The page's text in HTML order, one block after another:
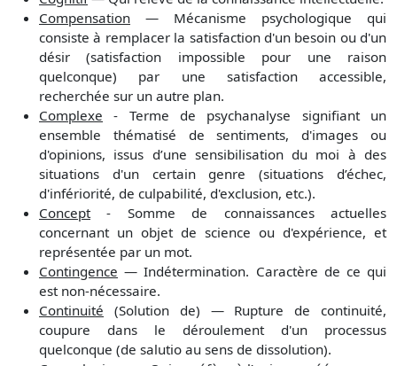
Compensation — Mécanisme psychologique qui
consiste à remplacer la satisfaction d'un besoin ou d'un
désir (satisfaction impossible pour une raison
quelconque) par une satisfaction accessible,
recherchée sur un autre plan.
Complexe - Terme de psychanalyse signifiant un
ensemble thématisé de sentiments, d'images ou
d'opinions, issus d’une sensibilisation du moi à des
situations d'un certain genre (situations d’échec,
d'infériorité, de culpabilité, d'exclusion, etc.).
Concept - Somme de connaissances actuelles
concernant un objet de science ou d'expérience, et
représentée par un mot.
Contingence — Indétermination. Caractère de ce qui
est non-nécessaire.
Continuité (Solution de) — Rupture de continuité,
coupure dans le déroulement d'un processus
quelconque (de salutio au sens de dissolution).